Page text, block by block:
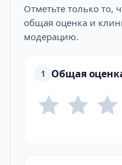
Отметьте только то,
общая оценка и
модерацию.
1 Общая